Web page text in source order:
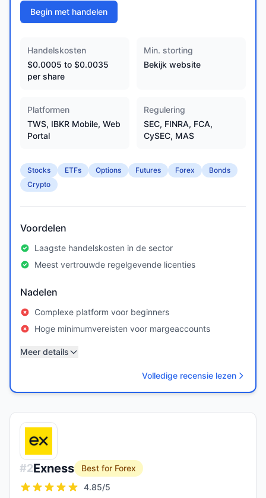
Begin met handelen
Handelskosten
$0.0005 to $0.0035
per share
Min. storting
Bekijk website
Platformen
TWS, IBKR Mobile, Web
Portal
Regulering
SEC, FINRA, FCA,
CySEC, MAS
Stocks ETFs Options Futures Forex
Bonds
Crypto
Voordelen
Laagste handelskosten in de sector
Meest vertrouwde regelgevende licenties
Nadelen
Complexe platform voor beginners
Hoge minimumvereisten voor margeaccounts
Meer details
Volledige recensie lezen
#2Exness
Best for Forex
4.85/5